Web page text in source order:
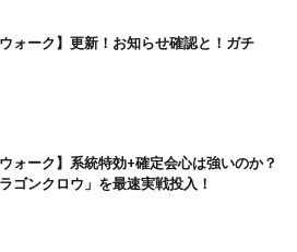
ウォーク】更新！お知らせ確認と！ガチ
ウォーク】系統特効+確定会心は強いのか？
ゴンクロウ」を最速実戦投入！